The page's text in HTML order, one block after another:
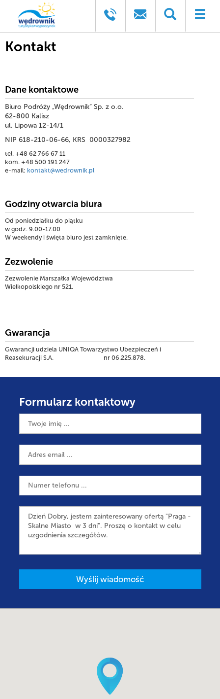
Kontakt
Dane kontaktowe
Biuro Podróży „Wędrownik” Sp. z o.o.
62-800 Kalisz
ul. Lipowa 12-14/1
NIP 618-210-06-66, KRS 0000327982
tel. +48 62 766 67 11
kom. +48 500 191 247
e-mail: kontakt@wedrownik.pl
Godziny otwarcia biura
Od poniedziałku do piątku
w godz. 9.00-17.00
W weekendy i święta biuro jest zamknięte.
Zezwolenie
Zezwolenie Marszałka Województwa
Wielkopolskiego nr 521.
Gwarancja
Gwarancji udziela UNIQA Towarzystwo Ubezpieczeń i
Reasekuracji S.A. nr 06.225.878.
Formularz kontaktowy